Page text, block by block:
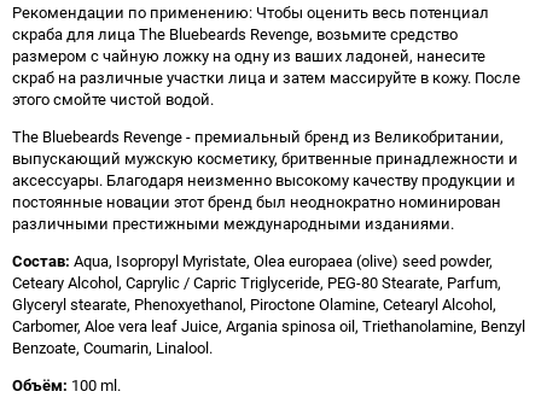
Рекомендации по применению: Чтобы оценить весь потенциал
скраба для лица The Bluebeards Revenge, возьмите средство
размером с чайную ложку на одну из ваших ладоней, нанесите
скраб на различные участки лица и затем массируйте в кожу. После
этого смойте чистой водой.
The Bluebeards Revenge - премиальный бренд из Великобритании,
выпускающий мужскую косметику, бритвенные принадлежности и
аксессуары. Благодаря неизменно высокому качеству продукции и
постоянные новации этот бренд был неоднократно номинирован
различными престижными международными изданиями.
Состав: Aqua, Isopropyl Myristate, Olea europaea (olive) seed powder,
Ceteary Alcohol, Caprylic / Capric Triglyceride, PEG-80 Stearate, Parfum,
Glyceryl stearate, Phenoxyethanol, Piroctone Olamine, Cetearyl Alcohol,
Carbomer, Aloe vera leaf Juice, Argania spinosa oil, Triethanolamine, Benzyl
Benzoate, Coumarin, Linalool.
Объём: 100 ml.